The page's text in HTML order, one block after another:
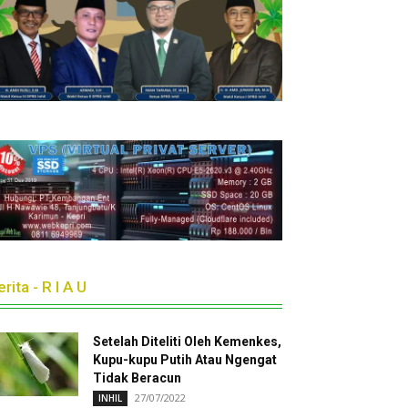
- R I A U
Setelah Diteliti Oleh Kemenkes,
Kupu-kupu Putih Atau Ngengat
Tidak Beracun
INHIL 27/07/2022